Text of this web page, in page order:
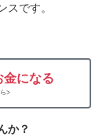
です。
金になる
>
か？